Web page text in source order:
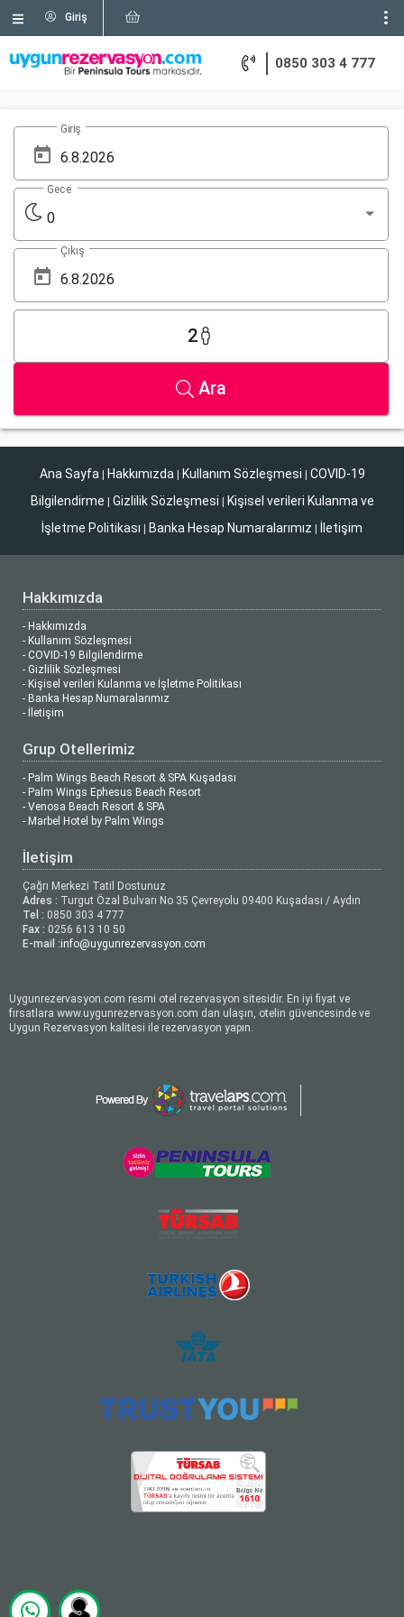
Giriş
0850 303 4 777
Giriş
0
Gece
Çıkış
2
Ara
Ana Sayfa | Hakkımızda | Kullanım Sözleşmesi | COVID-19
Bilgilendirme | Gizlilik Sözleşmesi | Kişisel verileri Kulanma ve
İşletme Politikası | Banka Hesap Numaralarımız | İletişim
Hakkımızda
- Hakkımızda
- Kullanım Sözleşmesi
- COVID-19 Bilgilendirme
- Gizlilik Sözleşmesi
- Kişisel verileri Kulanma ve İşletme Politikası
- Banka Hesap Numaralarımız
- İletişim
Grup Otellerimiz
- Palm Wings Beach Resort & SPA Kuşadası
- Palm Wings Ephesus Beach Resort
- Venosa Beach Resort & SPA
- Marbel Hotel by Palm Wings
İletişim
Çağrı Merkezi Tatil Dostunuz
Adres : Turgut Özal Bulvarı No 35 Çevreyolu 09400 Kuşadası / Aydın
Tel : 0850 303 4 777
Fax : 0256 613 10 50
E-mail :info@uygunrezervasyon.com
Uygunrezervasyon.com resmi otel rezervasyon sitesidir. En iyi fiyat ve
fırsatlara www.uygunrezervasyon.com dan ulaşın, otelin güvencesinde ve
Uygun Rezervasyon kalitesi ile rezervasyon yapın.